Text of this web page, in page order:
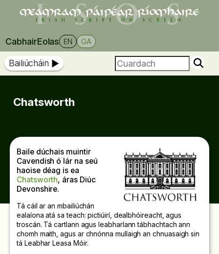
CabhairEolas EN GA
Bailiúcháin
Chatsworth
Baile dúchais muintir
Cavendish ó lár na seú
haoise déag is ea
Chatsworth, áras Diúc
Devonshire.
Tá cáil ar an mbailiúchán
ealaíona atá sa teach: pictiúirí, dealbhóireacht, agus
troscán. Tá cartlann agus leabharlann tábhachtach ann
chomh maith, agus ar chnónna mullaigh an chnuasaigh sin
tá Leabhar Leasa Móir.